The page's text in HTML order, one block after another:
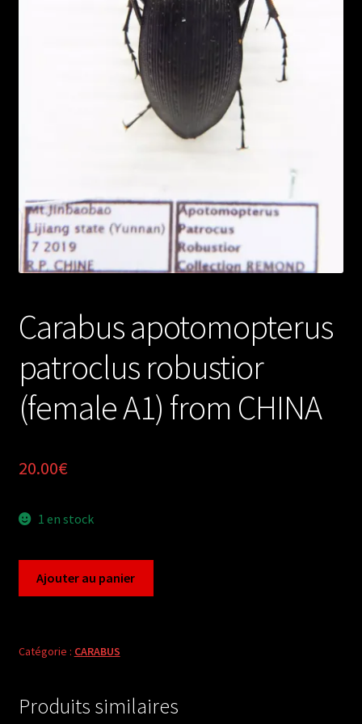
Carabus apotomopterus
patroclus robustior
(female A1) from CHINA
20.00€
1 en stock
patroclus
A1)
Ajouter au panier
Catégorie : CARABUS
Produits similaires